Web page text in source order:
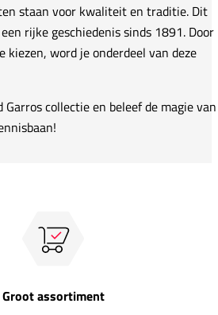
staan voor kwaliteit en traditie. Dit
rijke geschiedenis sinds 1891. Door
kiezen, word je onderdeel van deze
collectie en beleef de magie van
Groot assortiment